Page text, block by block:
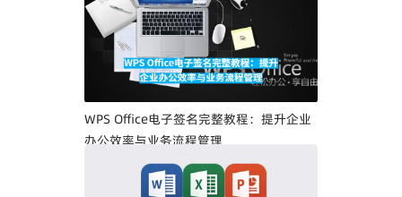
WPS Office电子签名完整教程：提升企业
办公效率与业务流程管理